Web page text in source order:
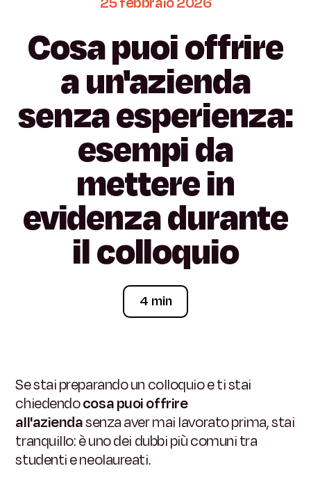
Cosapuoioffrire
aun'azienda
senzaesperienza:
esempida
metterein
evidenzadurante
ilcolloquio
4 min
Se stai preparando un colloquio e ti stai
chiedendocosa puoi offrire
all'aziendasenza aver mai lavorato prima, stai
tranquillo: è uno dei dubbi più comuni tra
studenti e neolaureati.